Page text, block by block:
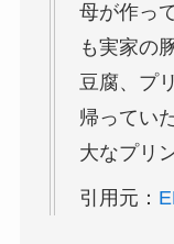
母が作っ
も実家の
豆腐、プ
帰ってい
大なプリ
引用元：